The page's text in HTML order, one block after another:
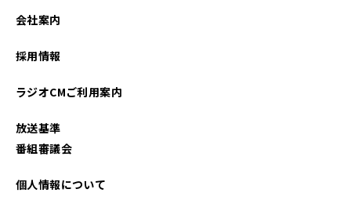
2025年04月
会社案内
採用情報
ラジオCMご利用案内
放送基準
番組審議会
個人情報について